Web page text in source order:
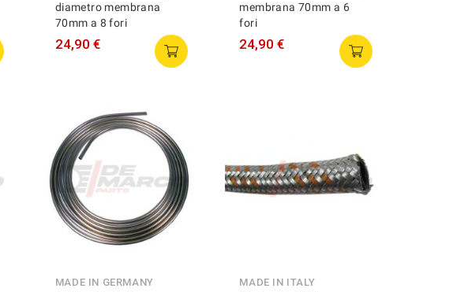
diametro membrana
70mm a 8 fori
24,90 €
membrana 70mm a 6
fori
24,90 €
MADE IN GERMANY MADE IN ITALY